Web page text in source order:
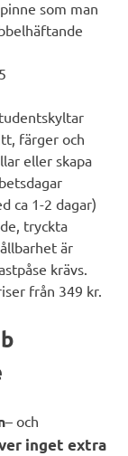
som man
färger och
eller skapa
ca 1-2 dagar)
tryckta
är
krävs.
från 349 kr.
– och
inget extra